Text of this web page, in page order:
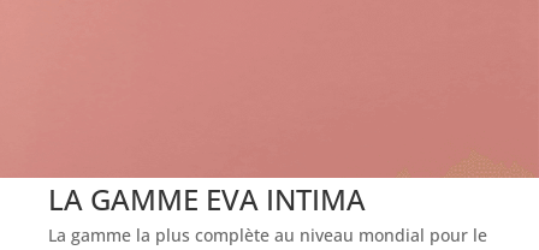
LA GAMME EVA INTIMA
La gamme la plus complète au niveau mondial pour le